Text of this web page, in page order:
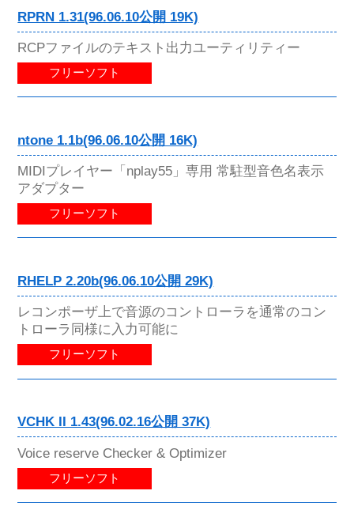
RPRN 1.31(96.06.10公開 19K)
RCPファイルのテキスト出力ユーティリティー
フリーソフト
ntone 1.1b(96.06.10公開 16K)
MIDIプレイヤー「nplay55」専用 常駐型音色名表示
アダプター
フリーソフト
RHELP 2.20b(96.06.10公開 29K)
レコンポーザ上で音源のコントローラを通常のコン
トローラ同様に入力可能に
フリーソフト
VCHK II 1.43(96.02.16公開 37K)
Voice reserve Checker & Optimizer
フリーソフト